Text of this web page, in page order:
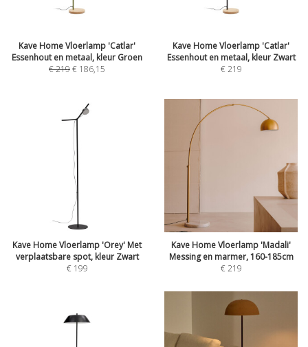
Kave Home Vloerlamp 'Catlar'
Essenhout en metaal, kleur Groen
€219€ 186,15
Kave Home Vloerlamp 'Catlar'
Essenhout en metaal, kleur Zwart
€219
Kave Home Vloerlamp 'Orey' Met
verplaatsbare spot, kleur Zwart
€ 199
Kave Home Vloerlamp 'Madali'
Messing en marmer, 160-185cm
€219